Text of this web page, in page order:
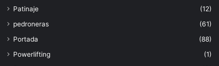
Patinaje
(12)
pedroneras
(61)
Portada
(88)
Powerlifting
(1)